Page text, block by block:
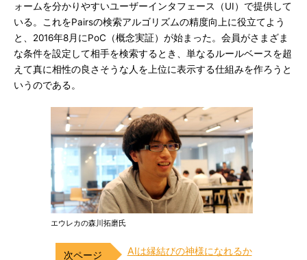
ォームを分かりやすいユーザーインタフェース（UI）で提供して
いる。これをPairsの検索アルゴリズムの精度向上に役立てよう
と、2016年8月にPoC（概念実証）が始まった。会員がさまざま
な条件を設定して相手を検索するとき、単なるルールベースを超
えて真に相性の良さそうな人を上位に表示する仕組みを作ろうと
いうのである。
エウレカの森川拓磨氏
AIは縁結びの神様になれるか